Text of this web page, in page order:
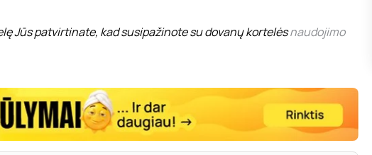
Jūs patvirtinate, kad susipažinote su dovanų kortelėsnaudojimo